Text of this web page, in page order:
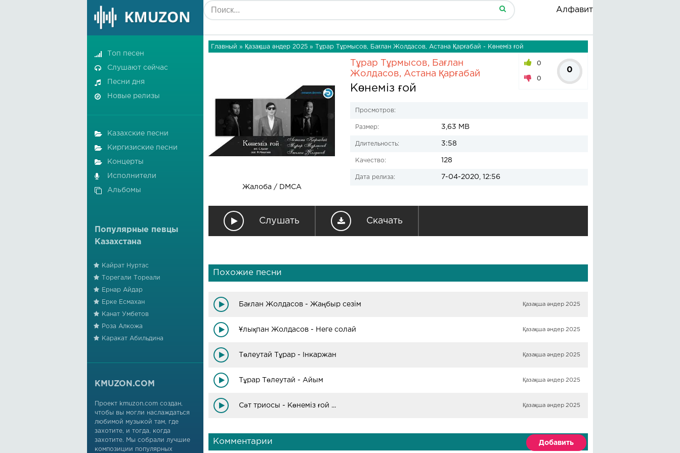
Алфавит
Главный » Қазақша әндер 2025 » Тұрар Тұрмысов, Бағлан Жолдасов, Астана Қарғабай - Көнеміз ғой
Жалоба / DMCA
Тұрар Тұрмысов, Бағлан
Жолдасов, Астана Қарғабай
Көнеміз ғой
0
0
0
Просмотров:
Размер: 3,63 MB
Длительность: 3:58
Качество: 128
Дата релиза: 7-04-2020, 12:56
Слушать Скачать
Похожие песни
Бағлан Жолдасов - Жаңбыр сезім Қазақша әндер 2025
Ұлықпан Жолдасов - Неге солай Қазақша әндер 2025
Төлеутай Тұрар - Інкаржан Қазақша әндер 2025
Тұрар Төлеутай - Айым Қазақша әндер 2025
Сәт триосы - Көнеміз ғой ... Қазақша әндер 2025
Комментарии Добавить
Топ песен
Слушают сейчас
Песни дня
Новые релизы
Казахские песни
Киргизиские песни
Концерты
Исполнители
Альбомы
Популярные певцы
Казахстана
Кайрат Нуртас
Торегали Тореали
Ернар Айдар
Ерке Есмахан
Канат Умбетов
Роза Алкожа
Каракат Абильдина
KMUZON.COM
Проект kmuzon.com создан,
чтобы вы могли наслаждаться
любимой музыкой там, где
захотите, и тогда, когда
захотите. Мы собрали лучшие
композиции популярных